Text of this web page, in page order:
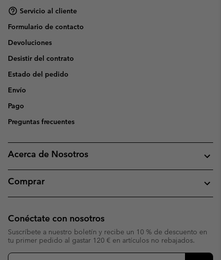
Servicio al cliente
Formulario de contacto
Devoluciones
Desistir del contrato
Estado del pedido
Envío
Pago
Preguntas frecuentes
Acerca de Nosotros
Comprar
Conéctate con nosotros
Suscríbete a nuestro boletín y recibe un 10 % de descuento en
tu primer pedido al gastar 120 € en artículos no rebajados.
Suscripción